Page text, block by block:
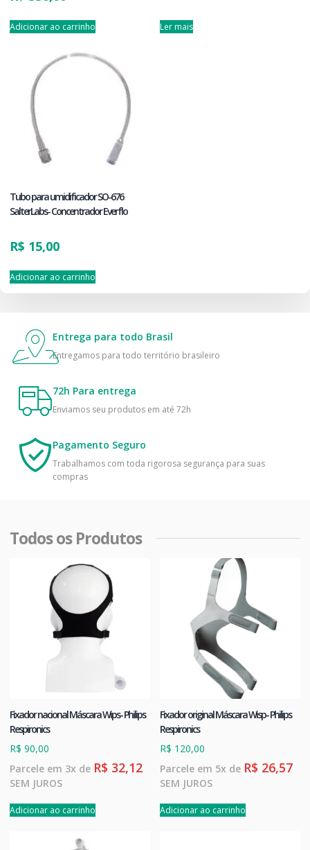
Adicionar ao carrinho Ler mais
Tubo para umidificador SO-676
SalterLabs- Concentrador Everflo
R$ 15,00
Adicionar ao carrinho
Entrega para todo Brasil
Entregamos para todo território brasileiro
72h Para entrega
Enviamos seu produtos em até 72h
Pagamento Seguro
Trabalhamos com toda rigorosa segurança para suas
compras
Todos os Produtos
Fixador nacional Máscara Wips- Philips
Respironics
R$ 90,00
Parcele em 3x de R$ 32,12
SEM JUROS
Adicionar ao carrinho
Fixador original Máscara Wisp- Philips
Respironics
R$ 120,00
Parcele em 5x de R$ 26,57
SEM JUROS
Adicionar ao carrinho